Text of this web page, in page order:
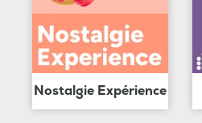
Nostalgie Expérience